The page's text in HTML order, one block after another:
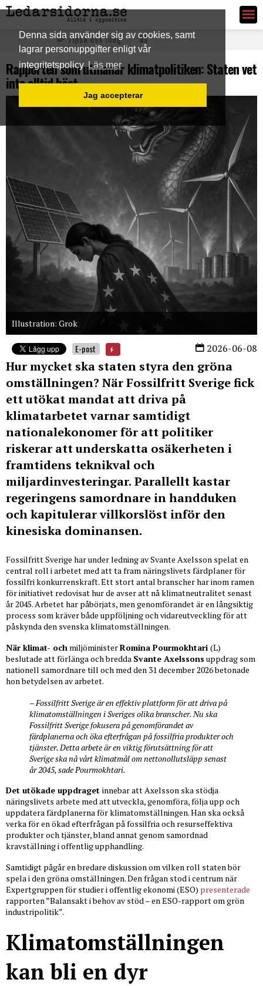
Denna sida använder sig av cookies, samt
lagrar personuppgifter enligt vår
integritetspolicy Läs mer
Jag accepterar
Ledarsidorna.se
Tipsa oss idag
Rapporten som utmanar klimatpolitiken: Staten vet
inte alltid bäst
Illustration: Grok
2026-06-08
E-post
Hur mycket ska staten styra den gröna
omställningen? När Fossilfritt Sverige fick
ett utökat mandat att driva på
klimatarbetet varnar samtidigt
nationalekonomer för att politiker
riskerar att underskatta osäkerheten i
framtidens teknikval och
miljardinvesteringar. Parallellt kastar
regeringens samordnare in handduken
och kapitulerar villkorslöst inför den
kinesiska dominansen.
Fossilfritt Sverige har under ledning av Svante Axelsson spelat en
central roll i arbetet med att ta fram näringslivets färdplaner för
fossilfri konkurrenskraft. Ett stort antal branscher har inom ramen
för initiativet redovisat hur de avser att nå klimatneutralitet senast
år 2045. Arbetet har påbörjats, men genomförandet är en långsiktig
process som kräver både uppföljning och vidareutveckling för att
påskynda den svenska klimatomställningen.
När klimat- och miljöministerRomina Pourmokhtari (L)
beslutade att förlänga och bredda Svante Axelssons uppdrag som
nationell samordnare till och med den 31 december 2026 betonade
hon betydelsen av arbetet.
– Fossilfritt Sverige är en effektiv plattform för att driva på
klimatomställningen i Sveriges olika branscher. Nu ska
Fossilfritt Sverige fokusera på genomförandet av
färdplanerna och öka efterfrågan på fossilfria produkter och
tjänster. Detta arbete är en viktig förutsättning för att
Sverige ska nå vårt klimatmål om nettonollutsläpp senast
år 2045, sade Pourmokhtari.
Det utökade uppdraget innebar att Axelsson ska stödja
näringslivets arbete med att utveckla, genomföra, följa upp och
uppdatera färdplanerna för klimatomställningen. Han ska också
verka för en ökad efterfrågan på fossilfria och resurseffektiva
produkter och tjänster, bland annat genom samordnad
kravställning i offentlig upphandling.
Samtidigt pågår en bredare diskussion om vilken roll staten bör
spela i den gröna omställningen. Den frågan stod i centrum när
Expertgruppen för studier i offentlig ekonomi (ESO) presenterade
rapporten ”Balansakt i behov av stöd – en ESO-rapport om grön
industripolitik”.
Klimatomställningen
kan bli en dyr